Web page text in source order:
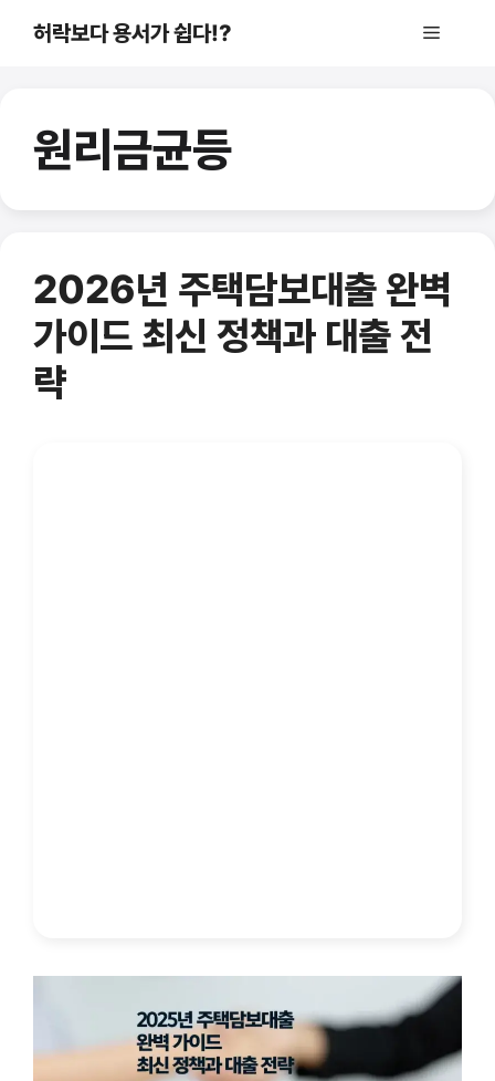
허락보다 용서가 쉽다!? 메
원리금균등
2026년 주택담보대출 완벽
가이드 최신 정책과 대출 전
략